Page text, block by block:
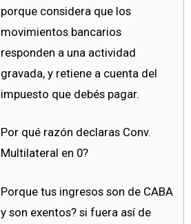
porque considera que los
movimientos bancarios
responden a una actividad
gravada, y retiene a cuenta del
impuesto que debés pagar.
Por qué razón declaras Conv.
Multilateral en 0?
Porque tus ingresos son de CABA
y son exentos? si fuera así de